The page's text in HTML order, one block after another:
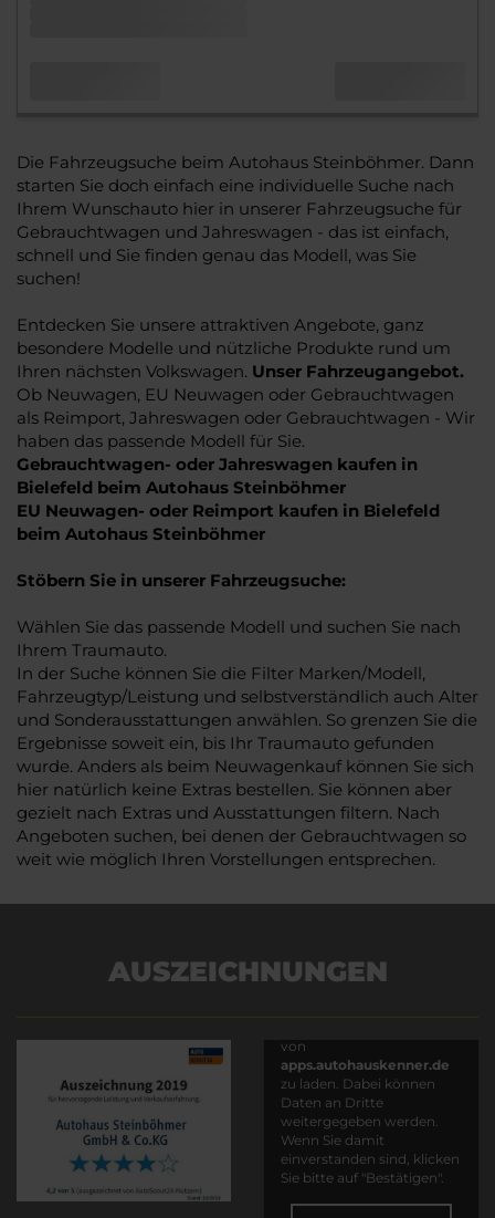
Die Fahrzeugsuche beim Autohaus Steinböhmer. Dann
starten Sie doch einfach eine individuelle Suche nach
Ihrem Wunschauto hier in unserer Fahrzeugsuche für
Gebrauchtwagen und Jahreswagen - das ist einfach,
schnell und Sie finden genau das Modell, was Sie
suchen!
Entdecken Sie unsere attraktiven Angebote, ganz
besondere Modelle und nützliche Produkte rund um
Ihren nächsten Volkswagen. Unser Fahrzeugangebot.
Ob Neuwagen, EU Neuwagen oder Gebrauchtwagen
als Reimport, Jahreswagen oder Gebrauchtwagen - Wir
haben das passende Modell für Sie.
Gebrauchtwagen- oder Jahreswagen kaufen in
Bielefeld beim Autohaus Steinböhmer
EU Neuwagen- oder Reimport kaufen in Bielefeld
beim Autohaus Steinböhmer
Stöbern Sie in unserer Fahrzeugsuche:
Wählen Sie das passende Modell und suchen Sie nach
Ihrem Traumauto.
In der Suche können Sie die Filter Marken/Modell,
Fahrzeugtyp/Leistung und selbstverständlich auch Alter
und Sonderausstattungen anwählen. So grenzen Sie die
Ergebnisse soweit ein, bis Ihr Traumauto gefunden
wurde. Anders als beim Neuwagenkauf können Sie sich
hier natürlich keine Extras bestellen. Sie können aber
gezielt nach Extras und Ausstattungen filtern. Nach
Angeboten suchen, bei denen der Gebrauchtwagen so
weit wie möglich Ihren Vorstellungen entsprechen.
AUSZEICHNUNGEN
von
apps.autohauskenner.de
zu laden. Dabei können
Daten an Dritte
weitergegeben werden.
Wenn Sie damit
einverstanden sind, klicken
Sie bitte auf "Bestätigen".